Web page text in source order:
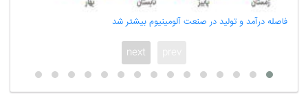
فاصله درآمد و تولید در صنعت آلومینیوم بیشتر شد
next